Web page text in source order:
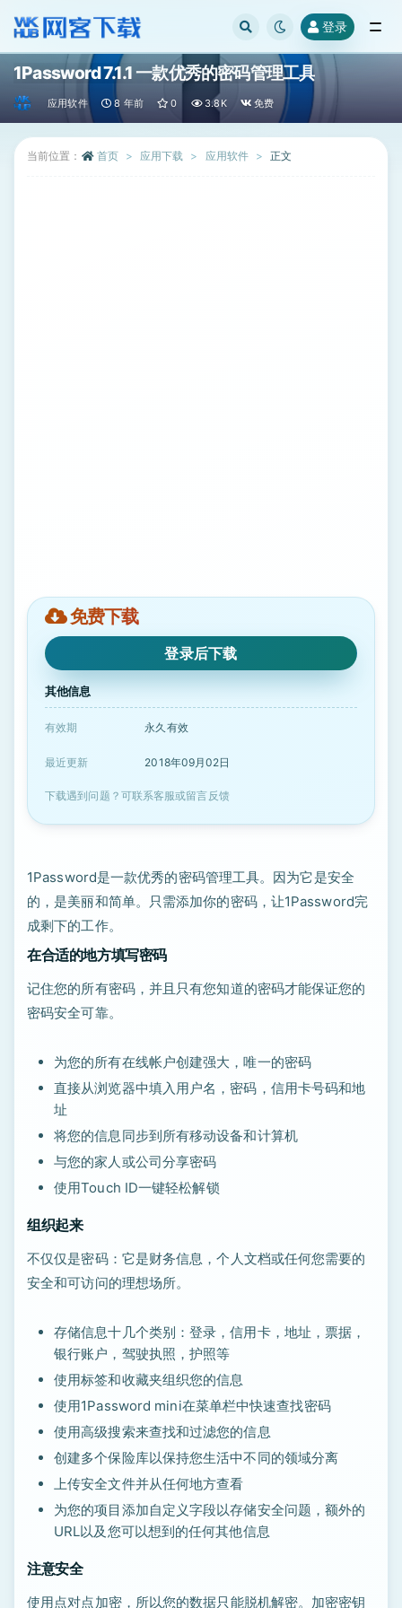
登录
1Password 7.1.1 一款优秀的密码管理工具
应用软件 8 年前 0 3.8K 免费
当前位置： 首页 应用下载 应用软件 正文
免费下载
登录后下载
其他信息
有效期 永久有效
最近更新 2018年09月02日
下载遇到问题？可联系客服或留言反馈
1Password是一款优秀的密码管理工具。因为它是安全
的，是美丽和简单。只需添加你的密码，让1Password完
成剩下的工作。
在合适的地方填写密码
记住您的所有密码，并且只有您知道的密码才能保证您的
密码安全可靠。
为您的所有在线帐户创建强大，唯一的密码
直接从浏览器中填入用户名，密码，信用卡号码和地
址
将您的信息同步到所有移动设备和计算机
与您的家人或公司分享密码
使用Touch ID一键轻松解锁
组织起来
不仅仅是密码：它是财务信息，个人文档或任何您需要的
安全和可访问的理想场所。
存储信息十几个类别：登录，信用卡，地址，票据，
银行账户，驾驶执照，护照等
使用标签和收藏夹组织您的信息
使用1Password mini在菜单栏中快速查找密码
使用高级搜索来查找和过滤您的信息
创建多个保险库以保持您生活中不同的领域分离
上传安全文件并从任何地方查看
为您的项目添加自定义字段以存储安全问题，额外的
URL以及您可以想到的任何其他信息
注意安全
使用点对点加密，所以您的数据只能脱机解密。加密密钥
全部